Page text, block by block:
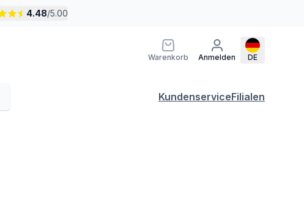
4.48/5.00
Warenkorb Anmelden DE
KundenserviceFilialen